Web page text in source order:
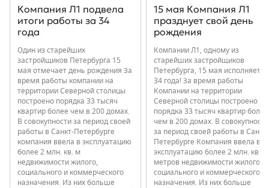
Компания Л1 подвела
итоги работы за 34
года
Один из старейших
застройщиков Петербурга 15
мая отмечает день рождения За
время работы компании на
территории Северной столицы
построено порядка 33 тысяч
квартир более чем в 200 домах.
В совокупности за период своей
работы в Санкт-Петербурге
компания ввела в эксплуатацию
более 2 млн. кв. м
недвижимости жилого,
социального и коммерческого
назначения. Из них больше
15 мая Компания Л1
празднует свой день
рождения
Компании Л1, одному из
старейших застройщиков
Петербурга, 15 мая исполняется
34 года! За время работы
Компании на территории
Северной столицы построено
порядка 33 тысяч квартир более
чем в 200 домах. В совокупности
за период своей работы в Санкт-
Петербурге Компания ввела в
эксплуатацию более 2 млн. кв.
метров недвижимости жилого,
социального и коммерческого
назначения. Из них больше